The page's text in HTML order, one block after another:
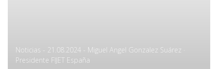
Noticias - Posted
on
21.08.2024 - Miguel Angel Gonzalez Suárez ·
Presidente FIJET España